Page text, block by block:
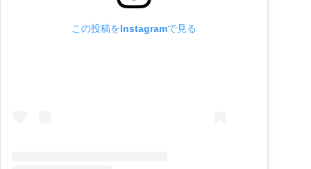
この投稿をInstagramで見る